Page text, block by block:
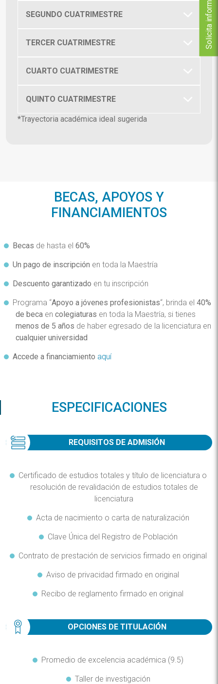
Solicita informes
SEGUNDO CUATRIMESTRE
TERCER CUATRIMESTRE
CUARTO CUATRIMESTRE
QUINTO CUATRIMESTRE
*Trayectoria académica ideal sugerida
BECAS, APOYOS Y
FINANCIAMIENTOS
Becas de hasta el 60%
Un pago de inscripción en toda la Maestría
Descuento garantizado en tu inscripción
Programa “Apoyo a jóvenes profesionistas“, brinda el 40%
de beca en colegiaturas en toda la Maestría, si tienes
menos de 5 años de haber egresado de la licenciatura en
cualquier universidad
Accede a financiamiento aquí
ESPECIFICACIONES
REQUISITOS DE ADMISIÓN
Certificado de estudios totales y título de licenciatura o
resolución de revalidación de estudios totales de
licenciatura
Acta de nacimiento o carta de naturalización
Clave Única del Registro de Población
Contrato de prestación de servicios firmado en original
Aviso de privacidad firmado en original
Recibo de reglamento firmado en original
OPCIONES DE TITULACIÓN
Promedio de excelencia académica (9.5)
Taller de investigación